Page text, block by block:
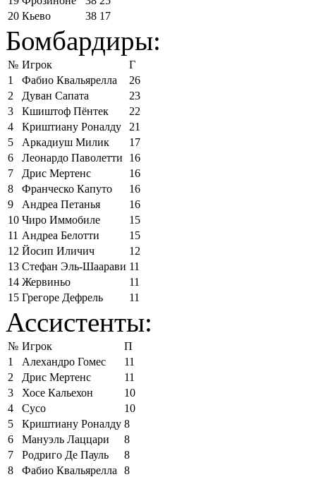
20 Кьево 38 17
Бомбардиры:
№ Игрок
Г
1
Фабио Квальярелла
26
2
Дуван Сапата
23
3
Кшиштоф Пёнтек
22
4
Криштиану Роналду
21
5
Аркадиуш Милик
17
6
Леонардо Паволетти
16
7
Дрис Мертенс
16
8
Франческо Капуто
16
9
Андреа Петанья
16
10 Чиро Иммобиле
15
11 Андреа Белотти
15
12 Йосип Иличич
12
13 Стефан Эль-Шаарави 11
14 Жервиньо
11
15 Грегоре Дефрель 11
Ассистенты:
№ Игрок
П
1
Алехандро Гомес
11
2
Дрис Мертенс
11
3
Хосе Кальехон
10
4
Сусо
10
5
Криштиану Роналду 8
6
Мануэль Лаццари
8
7
Родриго Де Пауль
8
8
Фабио Квальярелла
8